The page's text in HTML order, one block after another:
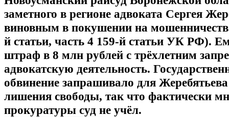
заметного в регионе адвоката Сергея
виновным в покушении на
й статьи, часть 4 159-й статьи УК РФ).
штраф в 8 млн рублей с трёхлетним
адвокатскую деятельность.
обвинение запрашивало для
лишения свободы, так что фактически
прокуратуры суд не учёл.